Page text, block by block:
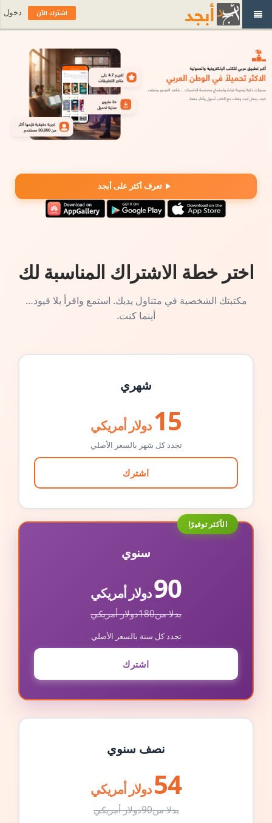
تعرف أكثر على أبجد
اختر خطة الاشتراك المناسبة لك
مكتبتك الشخصية في متناول يديك. استمع واقرأ بلا قيود…
أينما كنت.
شهري
15 دولار أمريكي
تجدد كل شهر بالسعر الأصلي
اشترك
الأكثر توفيرًا
سنوي
90دولار أمريكي
بدلا من180دولار أمريكي
تجدد كل سنة بالسعر الأصلي
اشترك
نصف سنوي
54 دولار أمريكي
بدلا من90دولار أمريكي
اشترك الآن دخول